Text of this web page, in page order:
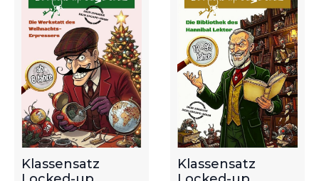
Klassensatz
Klassensatz